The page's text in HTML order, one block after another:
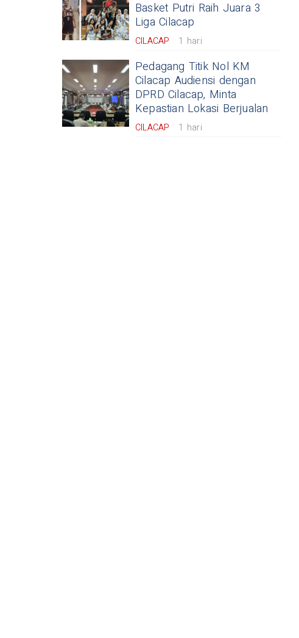
Basket Putri Raih Juara 3
Liga Cilacap
CILACAP 1 hari
Pedagang Titik Nol KM
Cilacap Audiensi dengan
DPRD Cilacap, Minta
Kepastian Lokasi Berjualan
CILACAP 1 hari